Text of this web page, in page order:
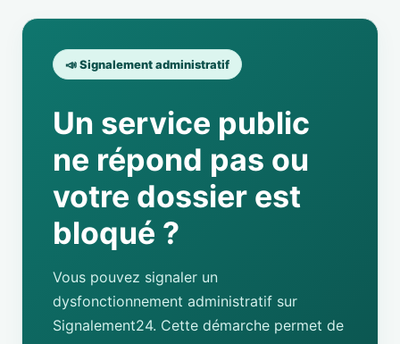
📣 Signalement administratif
Un service public
ne répond pas ou
votre dossier est
bloqué ?
Vous pouvez signaler un
dysfonctionnement administratif sur
Signalement24. Cette démarche permet de